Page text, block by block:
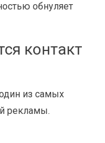
обнуляет
контакт
из самых
рекламы.